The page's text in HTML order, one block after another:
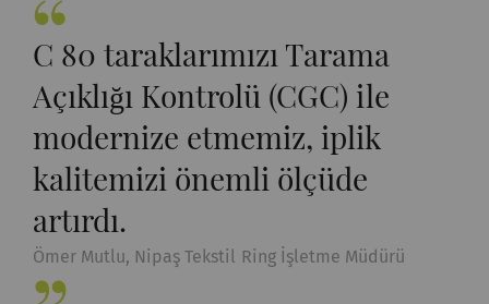
C 80 taraklarımızı Tarama
Açıklığı Kontrolü (CGC) ile
modernize etmemiz, iplik
kalitemizi önemli ölçüde
artırdı.
Ömer Mutlu, Nipaş Tekstil Ring İşletme Müdürü